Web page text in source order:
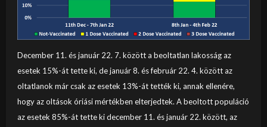
December 11. és január 22. 7. között a beoltatlan lakosság az
esetek 15%-át tette ki, de január 8. és február 22. 4. között az
oltatlanok már csak az esetek 13%-át tették ki, annak ellenére,
hogy az oltások óriási mértékben elterjedtek. A beoltott populáció
az esetek 85%-át tette ki december 11. és január 22. között, az